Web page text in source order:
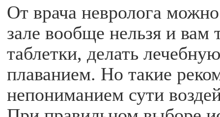
От врача невролога
зале вообще нельзя и вам
таблетки, делать
плаванием. Но такие
непониманием сути